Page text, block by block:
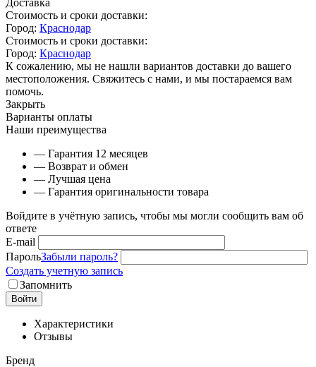
Стоимость и сроки доставки:
Город: Краснодар
Стоимость и сроки доставки:
Город: Краснодар
К сожалению, мы не нашли вариантов доставки до вашего
местоположения. Свяжитесь с нами, и мы постараемся вам
помочь.
Закрыть
Варианты оплаты
Наши преимущества
— Гарантия 12 месяцев
— Возврат и обмен
— Лучшая цена
— Гарантия оригинальности товара
Войдите в учётную запись, чтобы мы могли сообщить вам об
ответе
E-mail
ПарольЗабыли пароль?
Создать учетную запись
Запомнить
Войти
Характеристики
Отзывы
Бренд